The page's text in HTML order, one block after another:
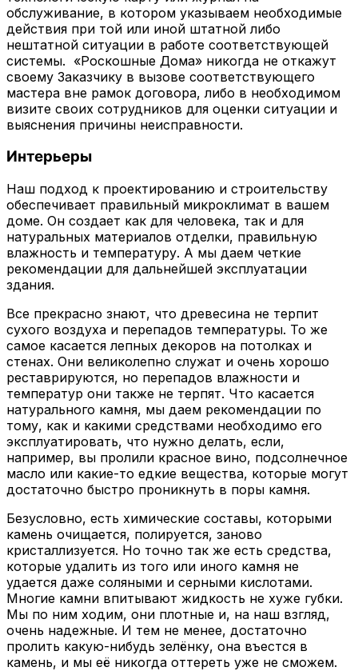
обслуживание, в котором указываем необходимые
действия при той или иной штатной либо
нештатной ситуации в работе соответствующей
системы. «Роскошные Дома» никогда не откажут
своему Заказчику в вызове соответствующего
мастера вне рамок договора, либо в необходимом
визите своих сотрудников для оценки ситуации и
выяснения причины неисправности.
Интерьеры
Наш подход к проектированию и строительству
обеспечивает правильный микроклимат в вашем
доме. Он создает как для человека, так и для
натуральных материалов отделки, правильную
влажность и температуру. А мы даем четкие
рекомендации для дальнейшей эксплуатации
здания.
Все прекрасно знают, что древесина не терпит
сухого воздуха и перепадов температуры. То же
самое касается лепных декоров на потолках и
стенах. Они великолепно служат и очень хорошо
реставрируются, но перепадов влажности и
температур они также не терпят. Что касается
натурального камня, мы даем рекомендации по
тому, как и какими средствами необходимо его
эксплуатировать, что нужно делать, если,
например, вы пролили красное вино, подсолнечное
масло или какие-то едкие вещества, которые могут
достаточно быстро проникнуть в поры камня.
Безусловно, есть химические составы, которыми
камень очищается, полируется, заново
кристаллизуется. Но точно так же есть средства,
которые удалить из того или иного камня не
удается даже соляными и серными кислотами.
Многие камни впитывают жидкость не хуже губки.
Мы по ним ходим, они плотные и, на наш взгляд,
очень надежные. И тем не менее, достаточно
пролить какую-нибудь зелёнку, она въестся в
камень, и мы её никогда оттереть уже не сможем.